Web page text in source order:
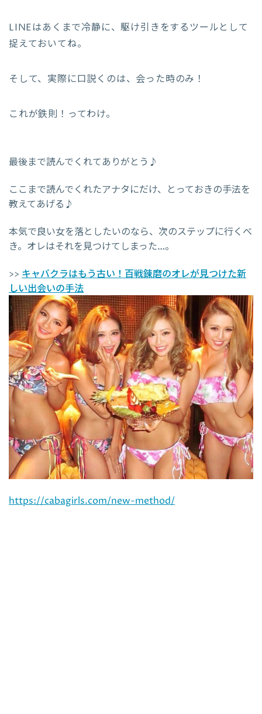
LINEはあくまで冷静に、駆け引きをするツールとして
捉えておいてね。
そして、実際に口説くのは、会った時のみ！
これが鉄則！ってわけ。
最後まで読んでくれてありがとう♪
ここまで読んでくれたアナタにだけ、とっておきの手法を
教えてあげる♪
本気で良い女を落としたいのなら、次のステップに行くべ
き。オレはそれを見つけてしまった…。
>> キャバクラはもう古い！百戦錬磨のオレが見つけた新
しい出会いの手法
https://cabagirls.com/new-method/